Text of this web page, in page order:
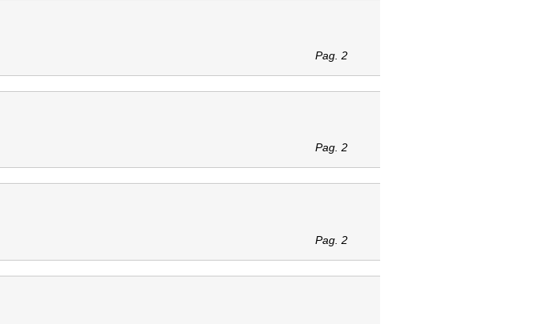
Pag. 2
Pag. 2
Pag. 2